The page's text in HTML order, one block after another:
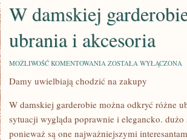
W damskiej
ubrania i akcesoria
MOŻLIWOŚĆ KOMENTOWANIA W
GARDEROBIE
RÓŻNE
UBRANIA
AKCESORIA
ZOSTAŁA WYŁĄCZONA
Damy uwielbiają chodzić na zakupy
W damskiej garderobie można odkryć różne
sytuacji wygląda poprawnie i elegancko.
ponieważ są one najważniejszymi